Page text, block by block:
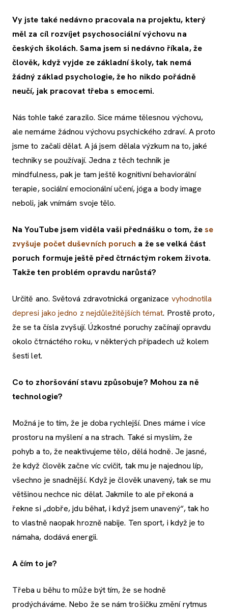
Vy jste také nedávno pracovala na projektu, který
měl za cíl rozvíjet psychosociální výchovu na
českých školách. Sama jsem si nedávno říkala, že
člověk, když vyjde ze základní školy, tak nemá
žádný základ psychologie, že ho nikdo pořádně
neučí, jak pracovat třeba s emocemi.
Nás tohle také zarazilo. Sice máme tělesnou výchovu,
ale nemáme žádnou výchovu psychického zdraví. A proto
jsme to začali dělat. A já jsem dělala výzkum na to, jaké
techniky se používají. Jedna z těch technik je
mindfulness, pak je tam ještě kognitivní behaviorální
terapie, sociální emocionální učení, jóga a body image
neboli, jak vnímám svoje tělo.
Na YouTube jsem viděla vaši přednášku o tom, žese
zvyšuje počet duševních poruch a že se velká část
poruch formuje ještě před čtrnáctým rokem života.
Takže ten problém opravdu narůstá?
Určitě ano. Světová zdravotnická organizace vyhodnotila
depresi jako jedno z nejdůležitějších témat. Prostě proto,
že se ta čísla zvyšují. Úzkostné poruchy začínají opravdu
okolo čtrnáctého roku, v některých případech už kolem
šesti let.
Co to zhoršování stavu způsobuje? Mohou za ně
technologie?
Možná je to tím, že je doba rychlejší. Dnes máme i více
prostoru na myšlení a na strach. Také si myslím, že
pohyb a to, že neaktivujeme tělo, dělá hodně. Je jasné,
že když člověk začne víc cvičit, tak mu je najednou líp,
všechno je snadnější. Když je člověk unavený, tak se mu
většinou nechce nic dělat. Jakmile to ale překoná a
řekne si „dobře, jdu běhat, i když jsem unavený“, tak ho
to vlastně naopak hrozně nabije. Ten sport, i když je to
námaha, dodává energii.
A čím to je?
Třeba u běhu to může být tím, že se hodně
prodýcháváme. Nebo že se nám trošičku změní rytmus